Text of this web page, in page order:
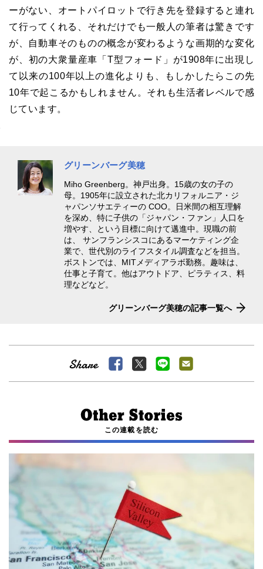
ーがない、オートパイロットで行き先を登録すると連れ
て行ってくれる、それだけでも一般人の筆者は驚きです
が、自動車そのものの概念が変わるような画期的な変化
が、初の大衆量産車「T型フォード」が1908年に出現し
て以来の100年以上の進化よりも、もしかしたらこの先
10年で起こるかもしれません。それも生活者レベルで感
じています。
グリーンバーグ美穂
Miho Greenberg。神戸出身。15歳の女の子の
母。1905年に設立された北カリフォルニア・ジ
ャパンソサエティーの COO。日米間の相互理解
を深め、特に子供の「ジャパン・ファン」人口を
増やす、という目標に向けて邁進中。現職の前
は、 サンフランシスコにあるマーケティング企
業で、世代別のライフスタイル調査などを担当。
ボストンでは、MITメディアラボ勤務。趣味は、
仕事と子育て。他はアウトドア、ピラティス、料
理などなど。
グリーンバーグ美穂の記事一覧へ
この連載を読む